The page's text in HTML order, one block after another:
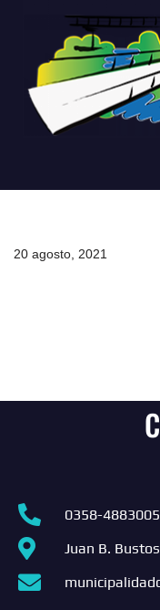
contenido
20 agosto, 2021
0358-
Juan B.